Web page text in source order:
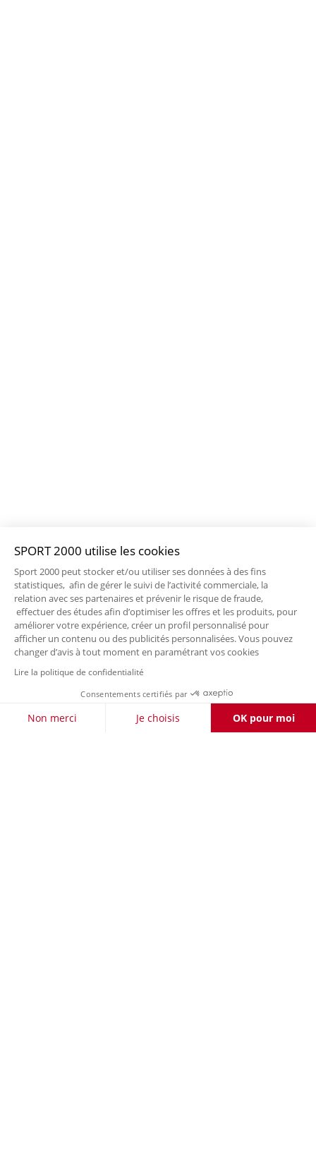
FILTRER / TRIER
SPORT 2000 utilise les cookies
Sport 2000 peut stocker et/ou utiliser ses données à des fins
statistiques, afin de gérer le suivi de l’activité commerciale, la
relation avec ses partenaires et prévenir le risque de fraude,
effectuer des études afin d’optimiser les offres et les produits, pour
améliorer votre expérience, créer un profil personnalisé pour
afficher un contenu ou des publicités personnalisées. Vous pouvez
changer d’avis à tout moment en paramétrant vos cookies
Lire la politique de confidentialité
Consentements certifiés par
Non merci Je choisis OK pour moi